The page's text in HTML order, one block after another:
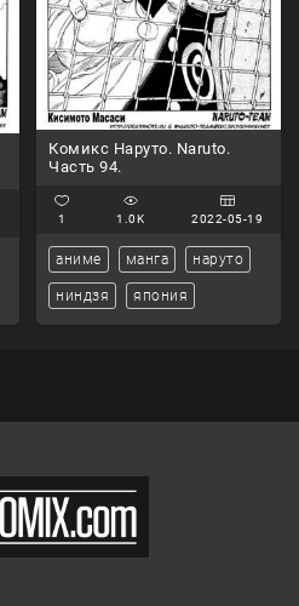
Комикс Наруто. Naruto.
Часть 94.
1 1.0K 2022-05-19
аниме манга наруто
ниндзя япония